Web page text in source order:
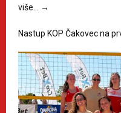
više… →
Nastup KOP Čakovec na